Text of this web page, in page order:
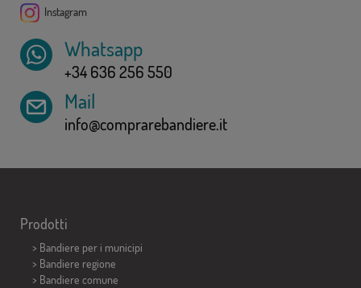
Instagram
Whatsapp
+34 636 256 550
Mail
info@comprarebandiere.it
Prodotti
> Bandiere per i municipi
> Bandiere regione
> Bandiere comune